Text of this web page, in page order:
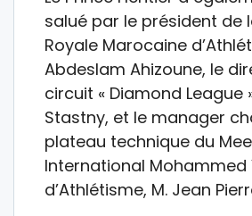
salué par le président de
Royale Marocaine
Abdeslam Ahizoune, le
circuit « Diamond League
Stastny, et le manager
plateau technique du
International Mohammed
d’Athlétisme, M. Jean